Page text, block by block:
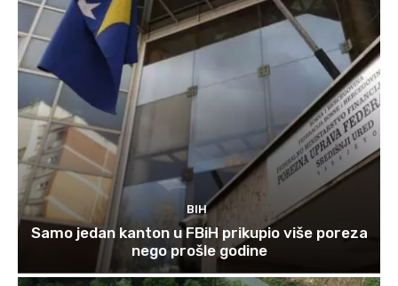
BIH
Samo jedan kanton u FBiH prikupio više poreza
nego prošle godine